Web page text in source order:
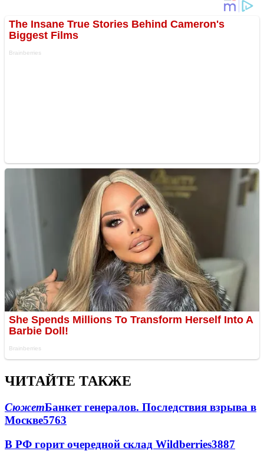
ЧИТАЙТЕ ТАКЖЕ
СюжетБанкет генералов. Последствия взрыва в
Москве5763
В РФ горит очередной склад Wildberries3887